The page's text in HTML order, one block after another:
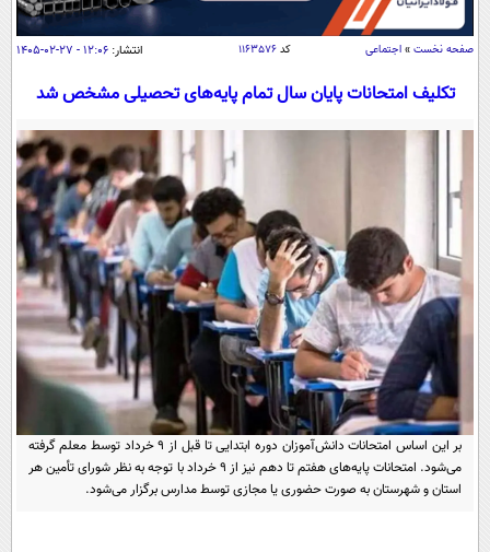
سیاسی
اقتصاد
جامعه
حوادث
سلامت
یک برش دانایی
محیط زیست
سفر و تفریح
بین الملل
سیاست خارجی
فرهنگ و هنر
علم و دانش
فناوری و It
علمی
اخبار کریپتو
قرآن
گوناگون
سرگرمی
باشگاه مغز
مجله تصویری سلاح
فیلم
اقتصاد
سیاست
سرگرمی
عصر ایران 2
خواندنی ها و دیدنی ها
داستان کوتاه
پیامک
آموزش زبان
صفحه نخست » اجتماعی کد۱۱۶۳۵۷۶ انتشار: ۱۲:۰۶ - ۲۷-۰۲-۱۴۰۵
تکلیف امتحانات پایان سال تمام پایه‌های تحصیلی مشخص شد
بر این اساس امتحانات دانش‌آموزان دوره ابتدایی تا قبل از ۹ خرداد توسط معلم گرفته
می‌شود. امتحانات پایه‌های هفتم تا دهم نیز از ۹ خرداد با توجه به نظر شورای تأمین هر
استان و شهرستان به صورت حضوری یا مجازی توسط مدارس برگزار می‌شود.